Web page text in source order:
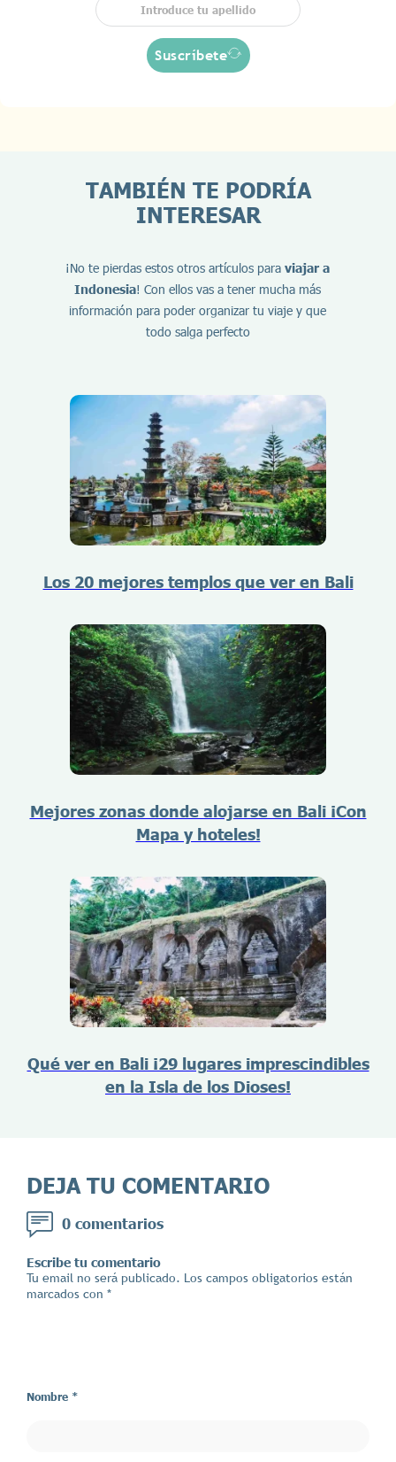
Suscríbete
TAMBIÉN TE PODRÍA
INTERESAR
¡No te pierdas estos otros artículos paraviajar a
Indonesia! Con ellos vas a tener mucha más
información para poder organizar tu viaje y que
todo salga perfecto
Los 20 mejores templos que ver en Bali
Mejores zonas donde alojarse en Bali ¡Con
Mapa y hoteles!
Qué ver en Bali ¡29 lugares imprescindibles
en la Isla de los Dioses!
DEJA TU COMENTARIO
0 comentarios
Escribe tu comentario
Tu email no será publicado. Los campos obligatorios están
marcados con *
Nombre *